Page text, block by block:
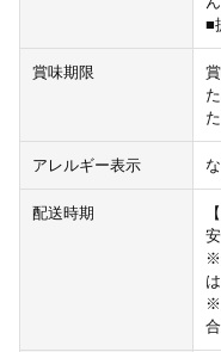
■
賞味期限
アレルギー表示
配送時期
※
※